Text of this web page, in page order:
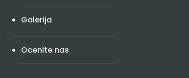
Galerija
Ocenite nas